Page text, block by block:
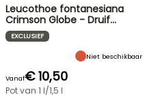
Leucothoe fontanesiana
Crimson Globe - Druif…
EXCLUSIEF
Niet beschikbaar
Vanaf€ 10,50
Pot van 1 l/1,5 l